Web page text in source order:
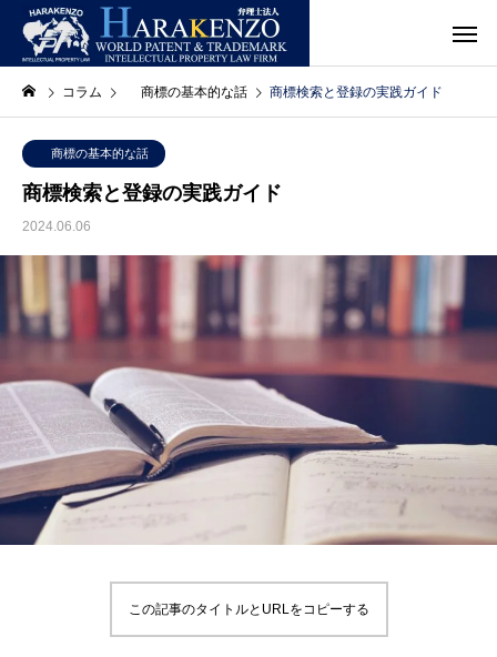
コラム 商標の基本的な話 商標検索と登録の実践ガイド
商標の基本的な話
商標検索と登録の実践ガイド
2024.06.06
この記事のタイトルとURLをコピーする